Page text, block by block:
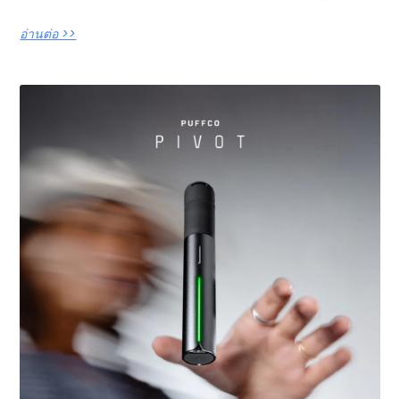
อ่านต่อ >>